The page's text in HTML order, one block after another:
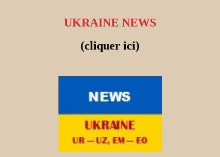
UKRAINE NEWS
(cliquer ici)